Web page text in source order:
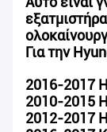
Για την
2016-2017
2010-2015
2012-2017